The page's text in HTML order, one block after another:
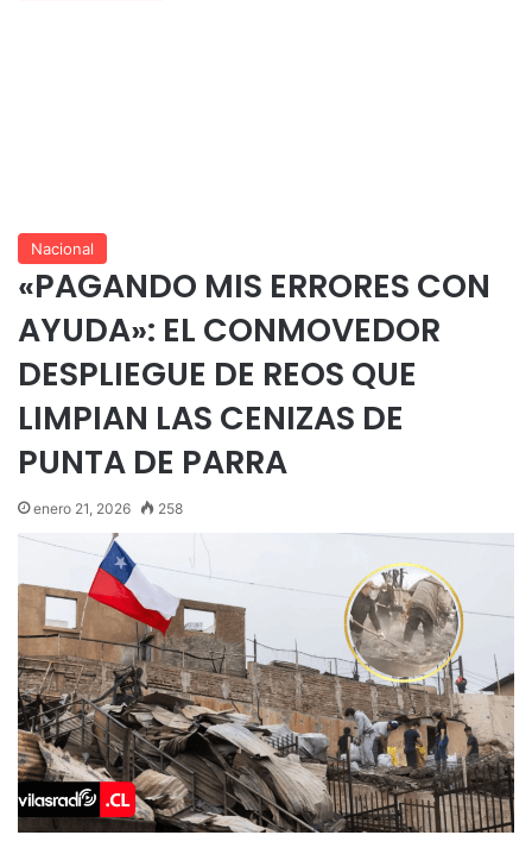
Nacional
«PAGANDO MIS ERRORES CON
AYUDA»: EL CONMOVEDOR
DESPLIEGUE DE REOS QUE
LIMPIAN LAS CENIZAS DE
PUNTA DE PARRA
enero 21, 2026 258